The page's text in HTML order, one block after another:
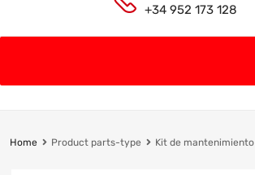
+34 952 173 128
Home Product parts-type Kit de mantenimiento